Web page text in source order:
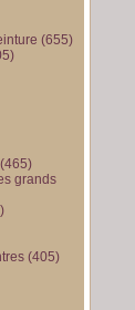
(655)
(465)
grands
(405)